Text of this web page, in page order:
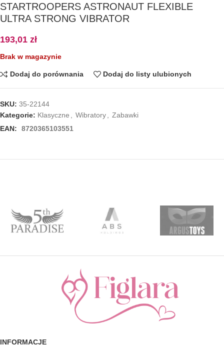
STARTROOPERS ASTRONAUT FLEXIBLE
ULTRA STRONG VIBRATOR
193,01 zł
Brak w magazynie
Dodaj do porównania Dodaj do listy ulubionych
SKU: 35-22144
Kategorie: Klasyczne Wibratory
Zabawki
EAN:
8720365103551
INFORMACJE